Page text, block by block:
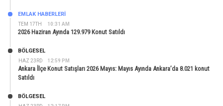
TEM 17TH 10:31 AM
EMLAK HABERLERI
2026 Haziran Ayında 129.979 Konut Satıldı
HAZ 23RD 12:59 PM
BÖLGESEL
Ankara İlçe Konut Satışları 2026 Mayıs: Mayıs Ayında Ankara’da 8.021 konut
Satıldı
BÖLGESEL